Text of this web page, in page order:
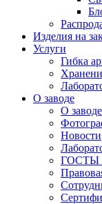
Изделия на
Услуги
Гибка
О заводе
О заводе
Новости
ГОСТЫ